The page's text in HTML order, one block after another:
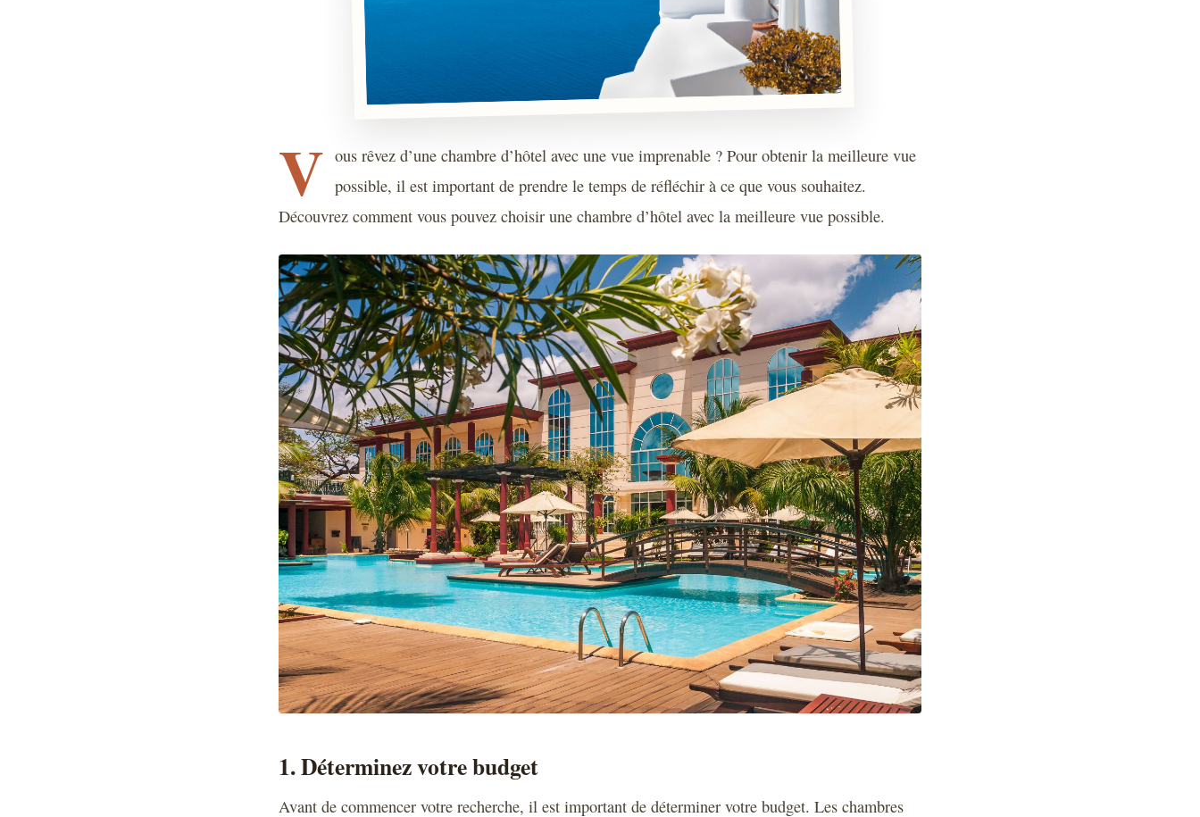
V ous rêvez d’une chambre d’hôtel avec une vue imprenable ? Pour obtenir la meilleure vue
possible, il est important de prendre le temps de réfléchir à ce que vous souhaitez.
Découvrez comment vous pouvez choisir une chambre d’hôtel avec la meilleure vue possible.
1. Déterminez votre budget
Avant de commencer votre recherche, il est important de déterminer votre budget. Les chambres